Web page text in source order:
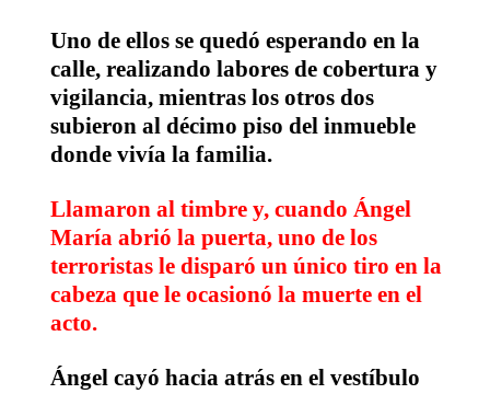
Uno de ellos se quedó esperando en la
calle, realizando labores de cobertura y
vigilancia, mientras los otros dos
subieron al décimo piso del inmueble
donde vivía la familia.
Llamaron al timbre y, cuando Ángel
María abrió la puerta, uno de los
terroristas le disparó un único tiro en la
cabeza que le ocasionó la muerte en el
acto.
Ángel cayó hacia atrás en el vestíbulo